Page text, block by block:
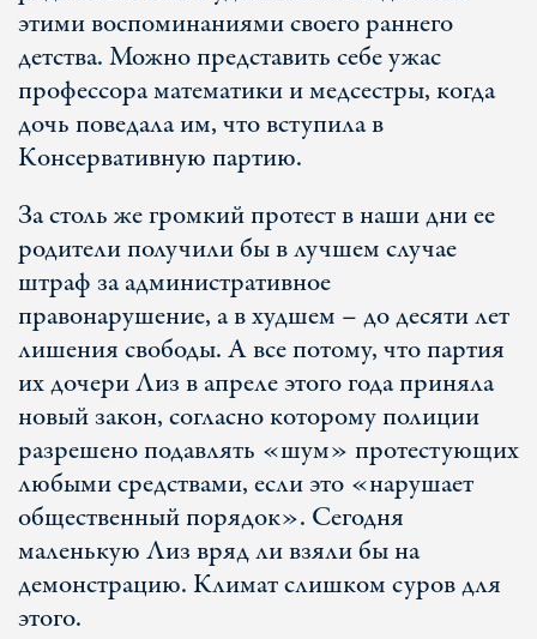
этими воспоминаниями своего раннего
детства. Можно представить себе ужас
профессора математики и медсестры, когда
дочь поведала им, что вступила в
Консервативную партию.
За столь же громкий протест в наши дни ее
родители получили бы в лучшем случае
штраф за административное
правонарушение, а в худшем – до десяти лет
лишения свободы. А все потому, что партия
их дочери Лиз в апреле этого года приняла
новый закон, согласно которому полиции
разрешено подавлять «шум» протестующих
любыми средствами, если это «нарушает
общественный порядок». Сегодня
маленькую Лиз вряд ли взяли бы на
демонстрацию. Климат слишком суров для
этого.